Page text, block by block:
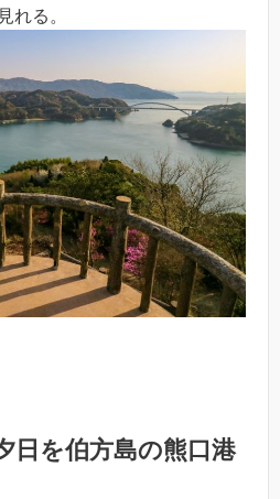
れる。
日を伯方島の熊口港